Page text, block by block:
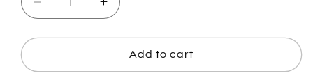
Decrease
quantity
for
Easter
Increase
quantity
for
Wooden
Easter
Add to cart